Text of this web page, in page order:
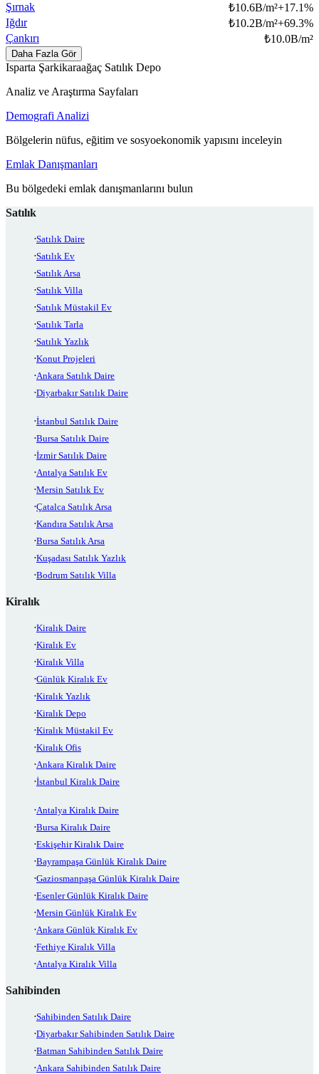
Şırnak
₺10.6B/m²+17.1%
Iğdır
₺10.2B/m²+69.3%
Çankırı
₺10.0B/m²
Daha Fazla Gör
Isparta Şarkikaraağaç Satılık Depo
Analiz ve Araştırma Sayfaları
Demografi Analizi
Bölgelerin nüfus, eğitim ve sosyoekonomik yapısını inceleyin
Emlak Danışmanları
Bu bölgedeki emlak danışmanlarını bulun
Satılık
Satılık Daire
Satılık Ev
Satılık Arsa
Satılık Villa
Satılık Müstakil Ev
Satılık Tarla
Satılık Yazlık
Konut Projeleri
Ankara Satılık Daire
Diyarbakır Satılık Daire
İstanbul Satılık Daire
Bursa Satılık Daire
İzmir Satılık Daire
Antalya Satılık Ev
Mersin Satılık Ev
Çatalca Satılık Arsa
Kandıra Satılık Arsa
Bursa Satılık Arsa
Kuşadası Satılık Yazlık
Bodrum Satılık Villa
Kiralık
Kiralık Daire
Kiralık Ev
Kiralık Villa
Günlük Kiralık Ev
Kiralık Yazlık
Kiralık Depo
Kiralık Müstakil Ev
Kiralık Ofis
Ankara Kiralık Daire
İstanbul Kiralık Daire
Antalya Kiralık Daire
Bursa Kiralık Daire
Eskişehir Kiralık Daire
Bayrampaşa Günlük Kiralık Daire
Gaziosmanpaşa Günlük Kiralık Daire
Esenler Günlük Kiralık Daire
Mersin Günlük Kiralık Ev
Ankara Günlük Kiralık Ev
Fethiye Kiralık Villa
Antalya Kiralık Villa
Sahibinden
Sahibinden Satılık Daire
Diyarbakır Sahibinden Satılık Daire
Batman Sahibinden Satılık Daire
Ankara Sahibinden Satılık Daire